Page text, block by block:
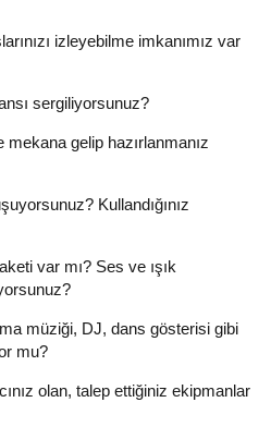
izleyebilme imkanımız var
sergiliyorsunuz?
gelip hazırlanmanız
Kullandığınız
var mı? Ses ve ışık
müziği, DJ, dans gösterisi gibi
mu?
olan, talep ettiğiniz ekipmanlar